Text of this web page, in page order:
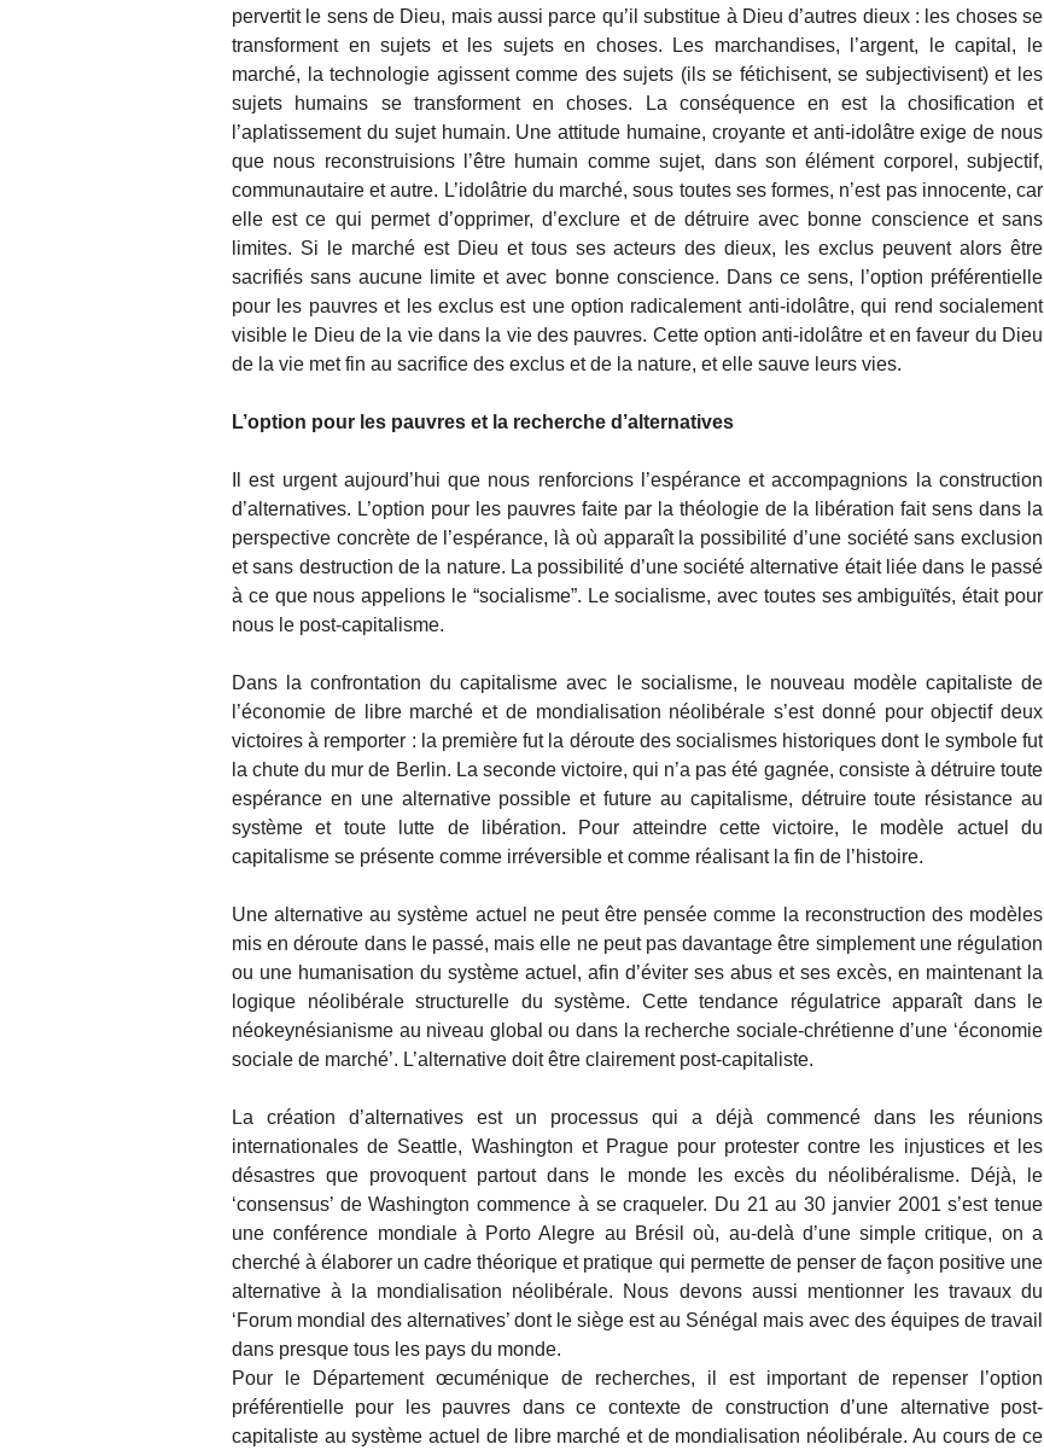
pervertit le sens de Dieu, mais aussi parce qu’il substitue à Dieu d’autres dieux : les choses se
transforment en sujets et les sujets en choses. Les marchandises, l’argent, le capital, le
marché, la technologie agissent comme des sujets (ils se fétichisent, se subjectivisent) et les
sujets humains se transforment en choses. La conséquence en est la chosification et
l’aplatissement du sujet humain. Une attitude humaine, croyante et anti-idolâtre exige de nous
que nous reconstruisions l’être humain comme sujet, dans son élément corporel, subjectif,
communautaire et autre. L’idolâtrie du marché, sous toutes ses formes, n’est pas innocente, car
elle est ce qui permet d’opprimer, d’exclure et de détruire avec bonne conscience et sans
limites. Si le marché est Dieu et tous ses acteurs des dieux, les exclus peuvent alors être
sacrifiés sans aucune limite et avec bonne conscience. Dans ce sens, l’option préférentielle
pour les pauvres et les exclus est une option radicalement anti-idolâtre, qui rend socialement
visible le Dieu de la vie dans la vie des pauvres. Cette option anti-idolâtre et en faveur du Dieu
de la vie met fin au sacrifice des exclus et de la nature, et elle sauve leurs vies.
L’option pour les pauvres et la recherche d’alternatives
Il est urgent aujourd’hui que nous renforcions l’espérance et accompagnions la construction
d’alternatives. L’option pour les pauvres faite par la théologie de la libération fait sens dans la
perspective concrète de l’espérance, là où apparaît la possibilité d’une société sans exclusion
et sans destruction de la nature. La possibilité d’une société alternative était liée dans le passé
à ce que nous appelions le “socialisme”. Le socialisme, avec toutes ses ambiguïtés, était pour
nous le post-capitalisme.
Dans la confrontation du capitalisme avec le socialisme, le nouveau modèle capitaliste de
l’économie de libre marché et de mondialisation néolibérale s’est donné pour objectif deux
victoires à remporter : la première fut la déroute des socialismes historiques dont le symbole fut
la chute du mur de Berlin. La seconde victoire, qui n’a pas été gagnée, consiste à détruire toute
espérance en une alternative possible et future au capitalisme, détruire toute résistance au
système et toute lutte de libération. Pour atteindre cette victoire, le modèle actuel du
capitalisme se présente comme irréversible et comme réalisant la fin de l’histoire.
Une alternative au système actuel ne peut être pensée comme la reconstruction des modèles
mis en déroute dans le passé, mais elle ne peut pas davantage être simplement une régulation
ou une humanisation du système actuel, afin d’éviter ses abus et ses excès, en maintenant la
logique néolibérale structurelle du système. Cette tendance régulatrice apparaît dans le
néokeynésianisme au niveau global ou dans la recherche sociale-chrétienne d’une ‘économie
sociale de marché’. L’alternative doit être clairement post-capitaliste.
La création d’alternatives est un processus qui a déjà commencé dans les réunions
internationales de Seattle, Washington et Prague pour protester contre les injustices et les
désastres que provoquent partout dans le monde les excès du néolibéralisme. Déjà, le
‘consensus’ de Washington commence à se craqueler. Du 21 au 30 janvier 2001 s’est tenue
une conférence mondiale à Porto Alegre au Brésil où, au-delà d’une simple critique, on a
cherché à élaborer un cadre théorique et pratique qui permette de penser de façon positive une
alternative à la mondialisation néolibérale. Nous devons aussi mentionner les travaux du
‘Forum mondial des alternatives’ dont le siège est au Sénégal mais avec des équipes de travail
dans presque tous les pays du monde.
Pour le Département œcuménique de recherches, il est important de repenser l’option
préférentielle pour les pauvres dans ce contexte de construction d’une alternative post-
capitaliste au système actuel de libre marché et de mondialisation néolibérale. Au cours de ce